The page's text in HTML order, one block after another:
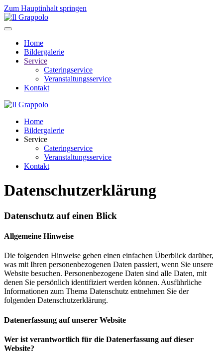
Zum Hauptinhalt springen
Home
Bildergalerie
Service
Cateringservice
Veranstaltungsservice
Kontakt
Home
Bildergalerie
Service
Cateringservice
Veranstaltungsservice
Kontakt
Datenschutzerklärung
Datenschutz auf einen Blick
Allgemeine Hinweise
Die folgenden Hinweise geben einen einfachen Überblick darüber,
was mit Ihren personenbezogenen Daten passiert, wenn Sie unsere
Website besuchen. Personenbezogene Daten sind alle Daten, mit
denen Sie persönlich identifiziert werden können. Ausführliche
Informationen zum Thema Datenschutz entnehmen Sie der
folgenden Datenschutzerklärung.
Datenerfassung auf unserer Website
Wer ist verantwortlich für die Datenerfassung auf dieser
Website?